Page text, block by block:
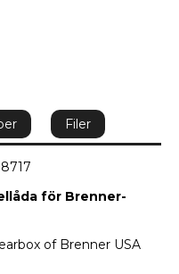
Filer
för Brenner-
of Brenner USA